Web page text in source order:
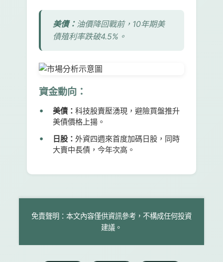
美債： 油價降回戰前，10年期美
債殖利率跌破4.5%。
資金動向：
美債： 科技股賣壓湧現，避險買盤推升
美債價格上揚。
日股： 外資四週來首度加碼日股，同時
大賣中長債，今年次高。
免責聲明：本文內容僅供資訊參考，不構成任何投資
建議。